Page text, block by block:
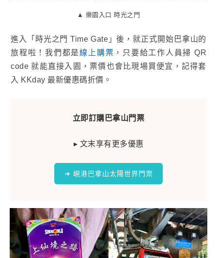
▲ 樂園入口 時光之門
進入「時光之門 Time Gate」後，就正式開始巴拿山的
旅程啦！我們都是線上購票 ，只要給工作人員掃 QR
code 就能直接入園，票價也會比現場買便宜，記得套
入 KKday 最新優惠碼折價。
立即訂購巴拿山門票
▸ 文末享有更多優惠
➜ 峴港巴拿山太陽世界門票